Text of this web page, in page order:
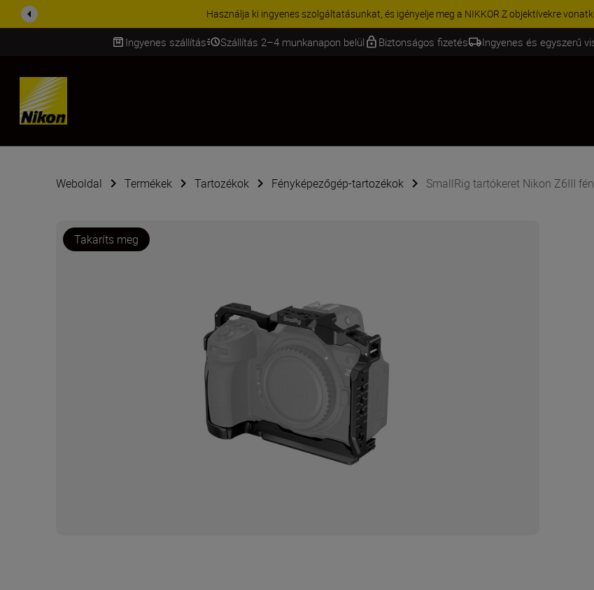
KIEGÉSZÍTŐKRE VONATKOZÓ AKCIÓ | 15% kedvezmény kiválasztott kiegészítőkre –
Ingyenes szállítás Szállítás 2–4 munkanapon belül Biztonságos fizetés Ingyenes és egyszerű
SKIP
Weboldal Termékek Tartozékok Fényképezőgép-tartozékok SmallRig tartókeret Nikon Z6III
Takaríts meg